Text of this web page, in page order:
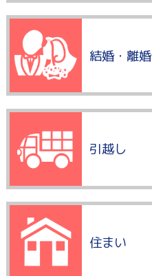
結婚・離婚
引越し
住まい